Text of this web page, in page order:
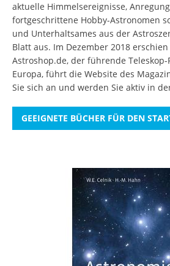
aktuelle Himmelsereignisse,
fortgeschrittene Hobby-Astronomen
und Unterhaltsames aus der
Blatt aus. Im Dezember 2018
Astroshop.de, der führende
Europa, führt die Website des
Sie sich an und werden Sie aktiv in
GEEIGNETE BÜCHER FÜR DEN